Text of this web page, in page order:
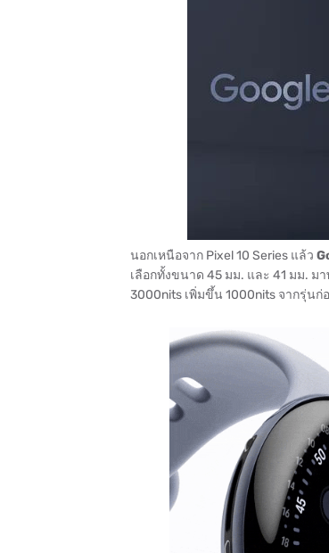
นอกเหนือจาก Pixel 10 Series แล้ว
เลือกทั้งขนาด 45 มม. และ 41 มม. ม
3000nits เพิ่มขึ้น 1000nits จากรุ่นก่